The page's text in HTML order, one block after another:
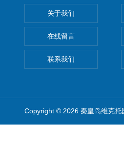
关于我们
在线留言
联系我们
Copyright © 2026 秦皇岛维克托